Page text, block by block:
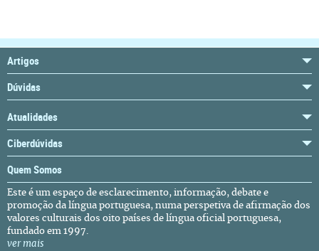
Artigos
Dúvidas
Atualidades
Ciberdúvidas
Quem Somos
Este é um espaço de esclarecimento, informação, debate e
promoção da língua portuguesa, numa perspetiva de afirmação dos
valores culturais dos oito países de língua oficial portuguesa,
fundado em 1997.
ver mais